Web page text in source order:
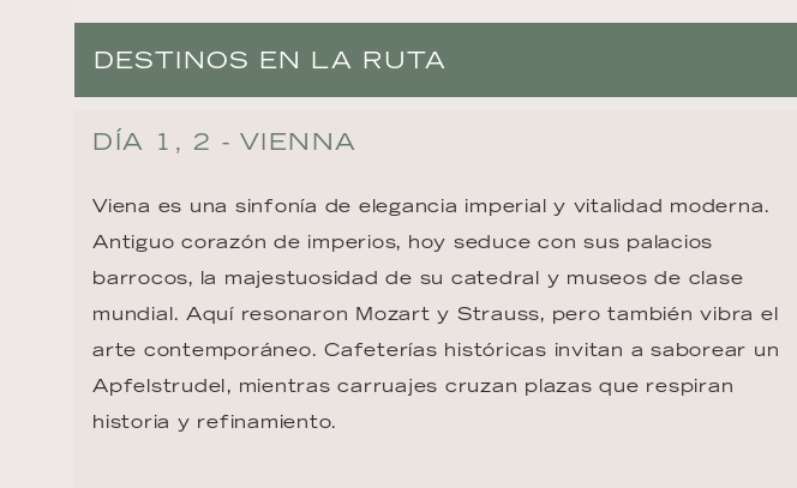
DESTINOS EN LA RUTA
DÍA 1, 2 - VIENNA
Viena es una sinfonía de elegancia imperial y vitalidad moderna.
Antiguo corazón de imperios, hoy seduce con sus palacios
barrocos, la majestuosidad de su catedral y museos de clase
mundial. Aquí resonaron Mozart y Strauss, pero también vibra el
arte contemporáneo. Cafeterías históricas invitan a saborear un
Apfelstrudel, mientras carruajes cruzan plazas que respiran
historia y refinamiento.